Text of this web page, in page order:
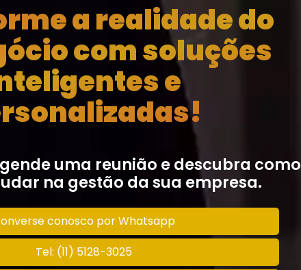
a realidade do
com soluções
e
uma reunião e descubra como
na gestão da sua empresa.
conosco por Whatsapp
Tel: (11) 5128-3025